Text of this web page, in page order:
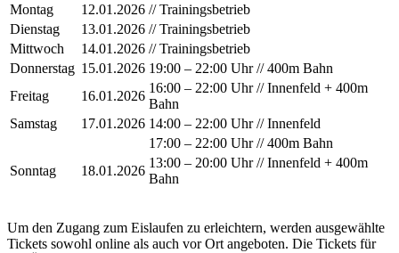
Montag
12.01.2026 // Trainingsbetrieb
Dienstag
13.01.2026 // Trainingsbetrieb
Mittwoch
14.01.2026 // Trainingsbetrieb
Donnerstag 15.01.2026 19:00 – 22:00 Uhr // 400m Bahn
Freitag
16.01.2026
16:00 – 22:00 Uhr // Innenfeld + 400m
Bahn
Samstag
17.01.2026 14:00 – 22:00 Uhr // Innenfeld
17:00 – 22:00 Uhr // 400m Bahn
Sonntag
18.01.2026
13:00 – 20:00 Uhr // Innenfeld + 400m
Bahn
Um den Zugang zum Eislaufen zu erleichtern, werden ausgewählte
Tickets sowohl online als auch vor Ort angeboten. Die Tickets für